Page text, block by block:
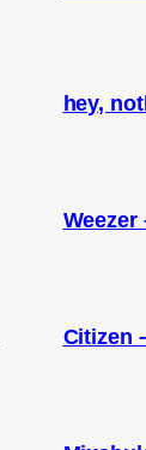
hey,
Weezer
Citizen